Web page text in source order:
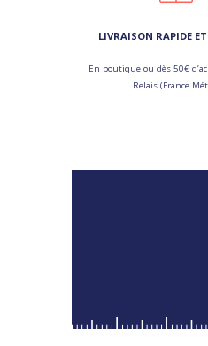
LIVRAISON RAPIDE
En boutique ou dès 50€
Relais (France